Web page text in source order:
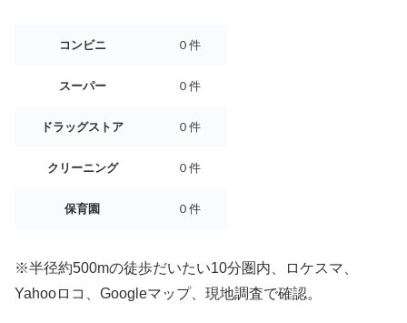
コンビニ ０件
スーパー ０件
ドラッグストア ０件
クリーニング ０件
保育園 ０件
※半径約500mの徒歩だいたい10分圏内、ロケスマ、
Yahooロコ、Googleマップ、現地調査で確認。